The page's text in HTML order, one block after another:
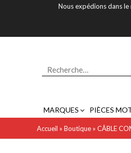
Nous expédions dans
MARQUES PIÈCES
Accueil » Boutique » CÂBLE